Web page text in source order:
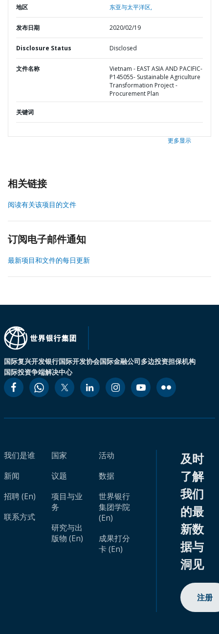
地区 东亚与太平洋区,
发布日期 2020/02/19
Disclosure Status Disclosed
文件名称
Vietnam - EAST ASIA AND PACIFIC-
P145055- Sustainable Agriculture
Transformation Project -
Procurement Plan
关键词
更多显示
相关链接
阅读有关该项目的文件
订阅电子邮件通知
最新项目和文件的每日更新
国际复兴开发银行国际开发协会国际金融公司多边投资担保机构
国际投资争端解决中心
我们是谁
新闻
招聘 (En)
联系方式
国家
议题
项目与业
务
研究与出
版物 (En)
活动
数据
世界银行
集团学院
(En)
成果打分
卡 (En)
及时
了解
我们
的最
新数
据与
洞见
注册